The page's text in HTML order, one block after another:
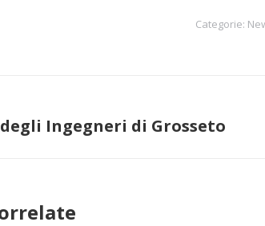
Categorie:
Ingegneri di Grosseto